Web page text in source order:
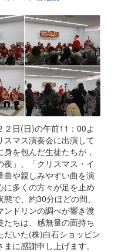
日(日)の午前11：00よ
スマス演奏会に出演して
を包んだ生徒たちが，
夜」、「クリスマス・イ
曲や親しみやすい曲を演
多くの方々が足を止め
で、約30分ほどの間、
ンドリンの調べが響き渡
たちは、感無量の面持ち
だいた(株)白石ショッピン
に感謝申し上げます。